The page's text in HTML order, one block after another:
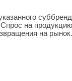
Спрос на
на рынок.